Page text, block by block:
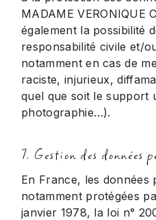
MADAME VERONIQUE
également la possibilité
responsabilité civile et/
notamment en cas de
raciste, injurieux,
quel que soit le support
photographie…).
7. Gestion des données
En France, les données
notamment protégées
janvier 1978, la loi n°